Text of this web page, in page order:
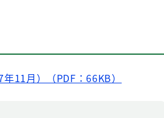
11月）（PDF：66KB）